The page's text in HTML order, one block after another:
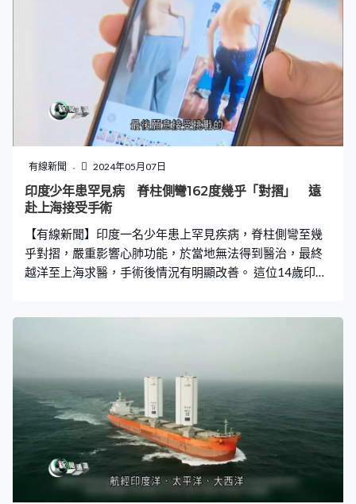
金星曾經和地球有一樣多的水，是水源充沛的綠洲星球，
但到某一刻發生巨變，金星的二氧化碳雲層引發太陽系最
大規模溫室效應，表面溫度上升至將近攝氏500度，大部
分的水被蒸發。 由於金星上空溫度仍然太高，水分無法凝
固，直接飄散到太空，一去不返，加上大氣層離子反應，
將僅餘的氫原子射出太空，沒氫原子重組成水分子，最終
金星的水分幾乎流失殆盡，變成今日的缺水「地獄」。 學
者希望將來的金星任務可以觀測到水分向宇宙散失的過
程，引證金星缺水的理論。
有線新聞 2024年05月07日
印度少年患罕見病 脊柱側彎162度幾乎「對摺」 遠
赴上海接受手術
【有線新聞】印度一名少年患上罕見疾病，脊柱側彎至幾
乎對摺，嚴重影響心肺功能，於當地無法得到醫治，最終
越洋至上海求醫，手術後情況有明顯改善。 這位14歲印度
難，未必承受到大型矯正手術，所以先以頭顱骨盆環的牽
引治療，從外部逐小矯正，直到5個月後呼吸能力好轉，今
年初才接受截骨矯形手術。術前會議集合了麻醉科、呼吸
內科、神經內科等各路專家，克服骨質疏鬆等難關，手術
歷時7小時順利完成。加上術後護理，側彎角度從162度變
成38度，站姿及坐姿也有明顯改善，現時少年已經出院，
醫生預料他的心肺功能將會進一步改善。